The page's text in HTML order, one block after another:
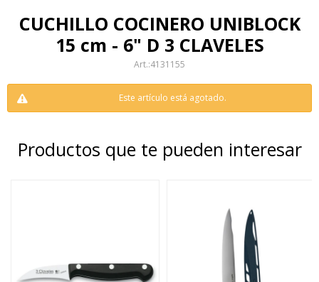
CUCHILLO COCINERO UNIBLOCK
15 cm - 6" D 3 CLAVELES
4131155
Este artículo está agotado.
Productos que te pueden interesar